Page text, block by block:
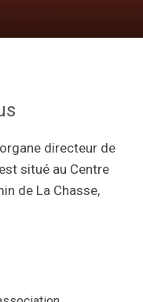
directeur de
situé au Centre
de La Chasse,